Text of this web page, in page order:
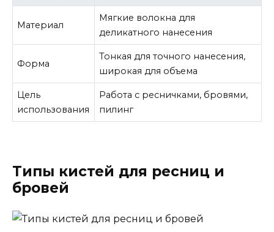
Материал
Мягкие волокна для
деликатного нанесения
Форма
Тонкая для точного нанесения,
широкая для объема
Цель
использования
Работа с ресничками, бровями,
пилинг
Типы кистей для ресниц и
бровей